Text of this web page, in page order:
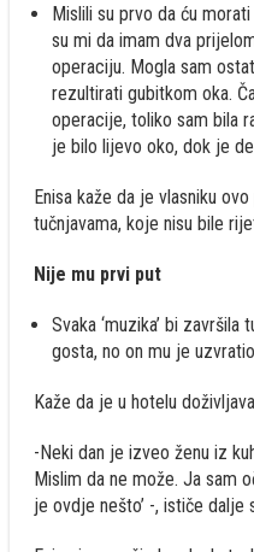
Mislili su prvo da ću
su mi da imam dva
operaciju. Mogla sam
rezultirati gubitkom oka.
operacije, toliko sam bila
je bilo lijevo oko, dok je
Enisa kaže da je vlasniku
tučnjavama, koje nisu bile
Nije mu prvi put
Svaka ‘muzika’ bi
gosta, no on mu je
Kaže da je u hotelu
-Neki dan je izveo ženu iz
Mislim da ne može. Ja sam
je ovdje nešto’ -, ističe dalje